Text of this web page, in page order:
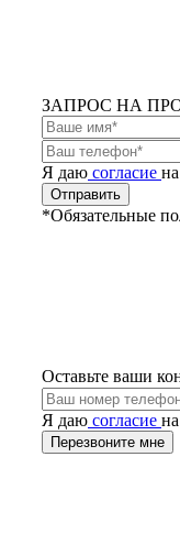
ЗАПРОС НА
Я даю согласие
*Обязательные
Оставьте ваши
Я даю согласие